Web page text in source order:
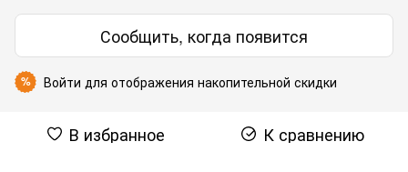
Сообщить, когда появится
% Войти для отображения накопительной скидки
В избранное К сравнению